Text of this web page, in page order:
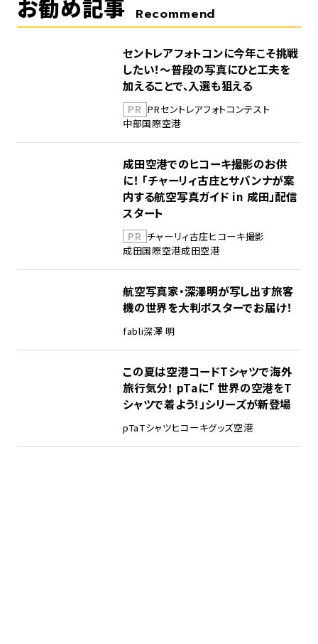
お勧め記事 Recommend
セントレアフォトコンに今年こそ挑戦
したい！～普段の写真にひと工夫を
加えることで、入選も狙える
PR PRセントレアフォトコンテスト
中部国際空港
成田空港でのヒコーキ撮影のお供
に！ 「チャーリィ古庄とサバンナが案
内する航空写真ガイド in 成田」配信
スタート
PR チャーリィ古庄ヒコーキ撮影
成田国際空港成田空港
航空写真家・深澤明が写し出す旅客
機の世界を大判ポスターでお届け！
fabli深澤 明
この夏は空港コードTシャツで海外
旅行気分！ pTaに「 世界の空港をT
シャツで着よう！」シリーズが新登場
pTaTシャツヒコーキグッズ空港